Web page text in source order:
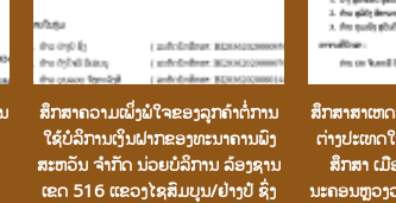
ສຶກສາຄວາມເພິ່ງພໍໃຈຂອງລູກຄ້າຕໍ່ການ
ໃຊ້ບໍລິການເງິນຝາກຂອງທະນາຄານພົງ
ສະຫວັນ ຈຳກັດ ນ່ວຍບໍລິການ ລ້ອງຊານ
ເຂດ 516 ເເຂວງໄຊສົມບູນ/ຢ່າງປໍ ຊົ່ງ
ສຶກສາສາເຫ
ຕ່າງປະເທດ
ສຶກສາ ເມື
ນະຄອນຫຼວງ